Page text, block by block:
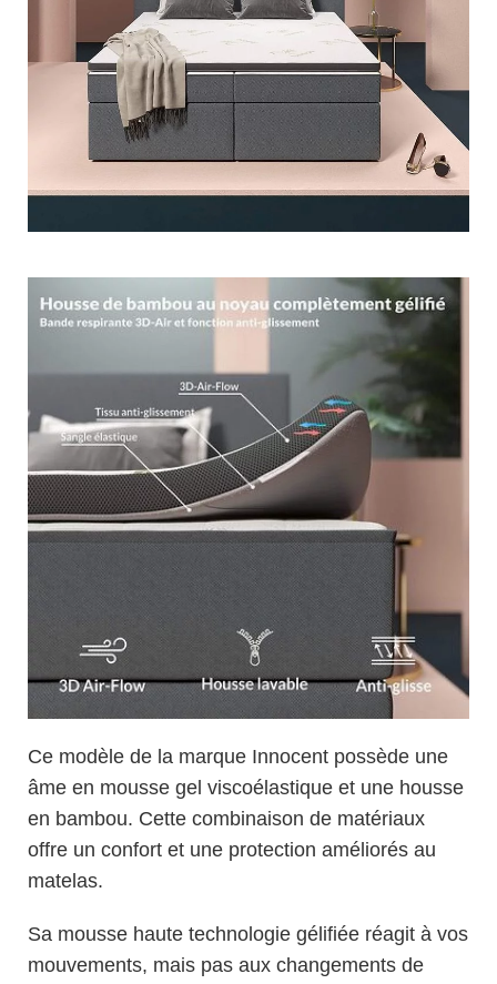
Ce modèle de la marque Innocent possède une
âme en mousse gel viscoélastique et une housse
en bambou. Cette combinaison de matériaux
offre un confort et une protection améliorés au
matelas.
Sa mousse haute technologie gélifiée réagit à vos
mouvements, mais pas aux changements de